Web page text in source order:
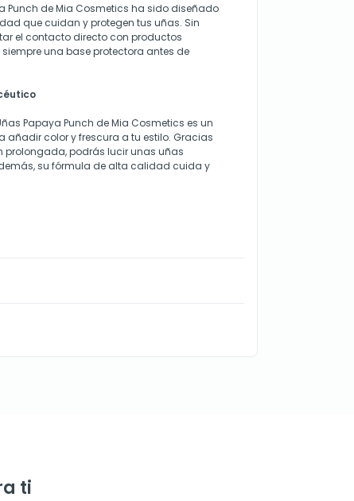
Punch de Mia Cosmetics ha sido diseñado
que cuidan y protegen tus uñas. Sin
el contacto directo con productos
una base protectora antes de
Papaya Punch de Mia Cosmetics es un
añadir color y frescura a tu estilo. Gracias
prolongada, podrás lucir unas uñas
su fórmula de alta calidad cuida y
ti